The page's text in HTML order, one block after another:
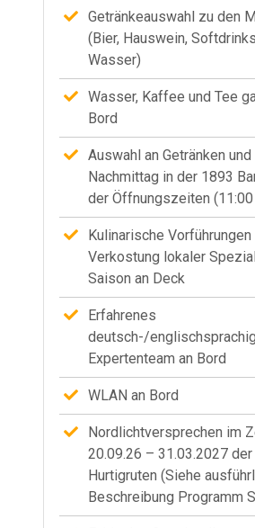
Getränkeauswahl zu den
(Bier, Hauswein,
Wasser)
Wasser, Kaffee und Tee
Bord
Auswahl an Getränken
Nachmittag in der 1893
der Öffnungszeiten (11:00
Kulinarische Vorführungen
Verkostung lokaler
Saison an Deck
Erfahrenes
deutsch-/
Expertenteam an Bord
WLAN an Bord
Nordlichtversprechen im
20.09.26 – 31.03.2027
Hurtigruten (Siehe
Beschreibung Programm